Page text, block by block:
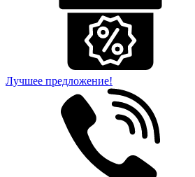
Лучшее предложение!